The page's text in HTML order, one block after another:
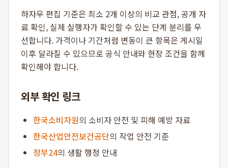
하자우 편집 기준은 최소 2개 이상의 비교 관점, 공개 자
료 확인, 실제 실행자가 확인할 수 있는 단계 분리를 우
선합니다. 가격이나 기간처럼 변동이 큰 항목은 게시일
이후 달라질 수 있으므로 공식 안내와 현장 조건을 함께
확인해야 합니다.
외부 확인 링크
한국소비자원의 소비자 안전 및 피해 예방 자료
한국산업안전보건공단의 작업 안전 기준
정부24의 생활 행정 안내